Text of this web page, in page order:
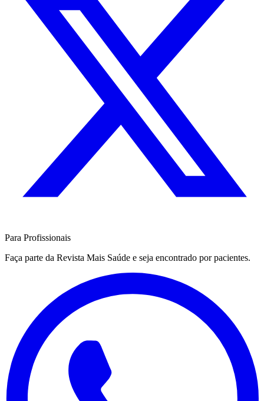
Para Profissionais
Faça parte da Revista Mais Saúde e seja encontrado por pacientes.